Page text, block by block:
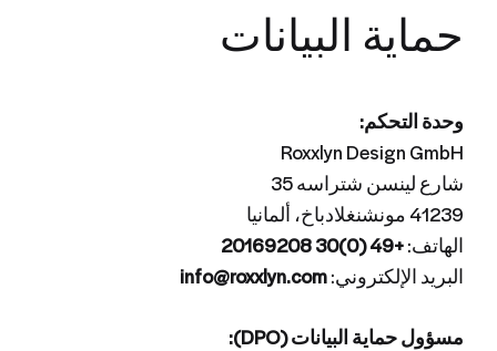
حماية البيانات
وحدة التحكم:
Roxxlyn Design GmbH
شارع لينسن شتراسه 35
41239 مونشنغلادباخ، ألمانيا
الهاتف:+49 (0)30 20169208
البريد الإلكتروني:info@roxxlyn.com
مسؤول حماية البيانات (DPO):